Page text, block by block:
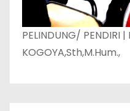
PELINDUNG/ PENDIRI |
KOGOYA,Sth,M.Hum.,